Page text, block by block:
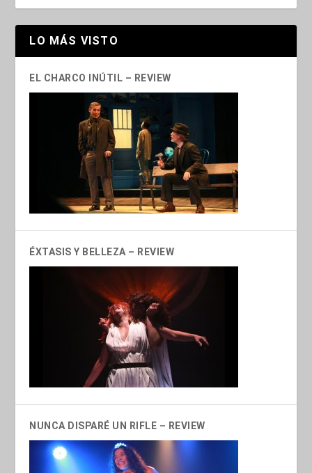
LO MÁS VISTO
EL CHARCO INÚTIL – REVIEW
ÉXTASIS Y BELLEZA – REVIEW
NUNCA DISPARÉ UN RIFLE – REVIEW